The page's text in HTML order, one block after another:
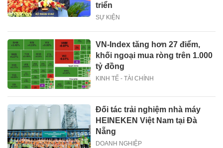
triển
SỰ KIỆN
VN-Index tăng hơn 27 điểm,
khối ngoại mua ròng trên 1.000
tỷ đồng
KINH TẾ - TÀI CHÍNH
Đối tác trải nghiệm nhà máy
HEINEKEN Việt Nam tại Đà
Nẵng
DOANH NGHIỆP